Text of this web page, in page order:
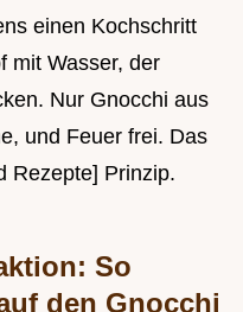
einen Kochschritt
mit Wasser, der
Nur Gnocchi aus
und Feuer frei. Das
Rezepte] Prinzip.
So
den Gnocchi